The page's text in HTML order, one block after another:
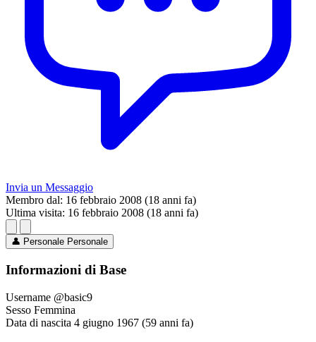
Invia un Messaggio
Membro dal: 16 febbraio 2008 (18 anni fa)
Ultima visita: 16 febbraio 2008 (18 anni fa)
👤 Personale Personale
Informazioni di Base
Username @basic9
Sesso Femmina
Data di nascita 4 giugno 1967 (59 anni fa)